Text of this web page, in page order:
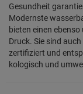
Gesundheit
Modernste
bieten einen
Druck. Sie sind
zertifiziert und
kologisch und